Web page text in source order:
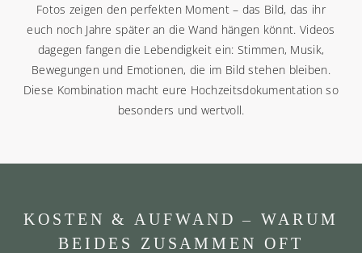
Fotos zeigen den perfekten Moment – das Bild, das ihr
euch noch Jahre später an die Wand hängen könnt. Videos
dagegen fangen die Lebendigkeit ein: Stimmen, Musik,
Bewegungen und Emotionen, die im Bild stehen bleiben.
Diese Kombination macht eure Hochzeitsdokumentation so
besonders und wertvoll.
KOSTEN & AUFWAND – WARUM
BEIDES ZUSAMMEN OFT